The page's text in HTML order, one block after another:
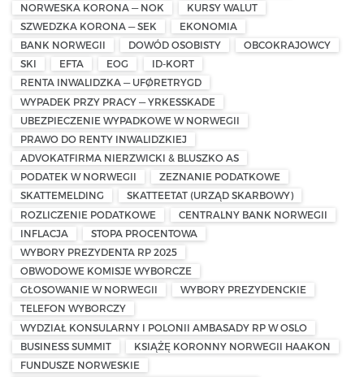
NORWESKA KORONA — NOK
KURSY WALUT
SZWEDZKA KORONA — SEK
EKONOMIA
BANK NORWEGII
DOWÓD OSOBISTY
OBCOKRAJOWCY
SKI
EFTA EOG
ID-KORT
RENTA INWALIDZKA — UFØRETRYGD
WYPADEK PRZY PRACY — YRKESSKADE
UBEZPIECZENIE WYPADKOWE W NORWEGII
PRAWO DO RENTY INWALIDZKIEJ
ADVOKATFIRMA NIERZWICKI & BLUSZKO AS
PODATEK W NORWEGII
ZEZNANIE PODATKOWE
SKATTEMELDING
SKATTEETAT (URZĄD SKARBOWY)
ROZLICZENIE PODATKOWE
CENTRALNY BANK NORWEGII
INFLACJA
STOPA PROCENTOWA
WYBORY PREZYDENTA RP 2025
OBWODOWE KOMISJE WYBORCZE
GŁOSOWANIE W NORWEGII
WYBORY PREZYDENCKIE
TELEFON WYBORCZY
WYDZIAŁ KONSULARNY I POLONII AMBASADY RP W OSLO
BUSINESS SUMMIT
KSIĄŻĘ KORONNY NORWEGII HAAKON
FUNDUSZE NORWESKIE